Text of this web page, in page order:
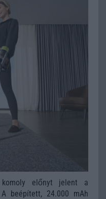
előnyt jelent a
beépített, 24.000 mAh